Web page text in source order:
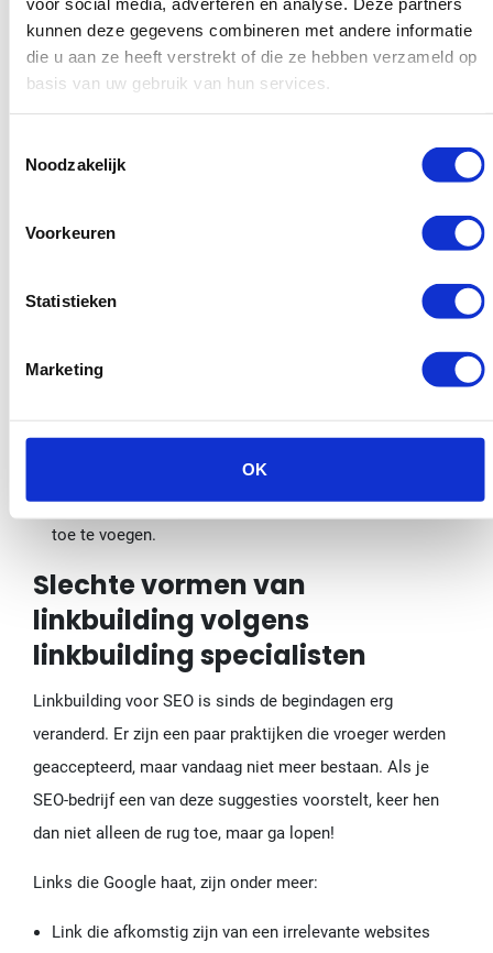
kunnen deze gegevens combineren met andere informatie
die u aan ze heeft verstrekt of die ze hebben verzameld op
basis van uw gebruik van hun services.
Noodzakelijk
Voorkeuren
Statistieken
Marketing
OK
We hebben het al gehad over inkomende en externe links,
bezoekers om door je site te navigeren en eenvoudig
voor zoekmachines.
Er zijn twee belangrijke methoden om een ​​goed intern
linkprofiel op te bouwen en je lezers en Google te helpen
content wanneer je een nieuw stuk content publiceert.
Werk je oudere content regelmatig bij (wekelijks of
maandelijks is goed) om links naar nieuwere content
toe te voegen.
Slechte vormen van
linkbuilding volgens
linkbuilding specialisten
Linkbuilding voor SEO is sinds de begindagen erg
veranderd. Er zijn een paar praktijken die vroeger werden
geaccepteerd, maar vandaag niet meer bestaan. Als je
SEO-bedrijf een van deze suggesties voorstelt, keer hen
dan niet alleen de rug toe, maar ga lopen!
Links die Google haat, zijn onder meer:
Link die afkomstig zijn van een irrelevante websites